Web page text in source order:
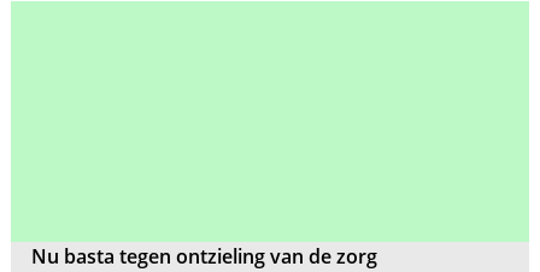
Nu basta tegen ontzieling van de zorg